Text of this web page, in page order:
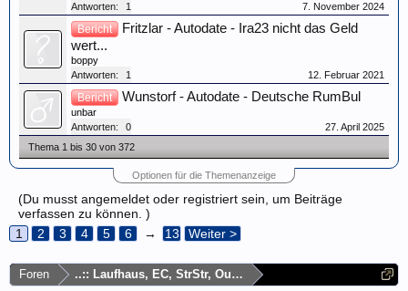
Antworten:
1 7. November 2024
Bericht
Fritzlar - Autodate - Ira23 nicht das Geld
wert...
boppy
Antworten:
1 12. Februar 2021
Bericht Wunstorf - Autodate - Deutsche RumBul
unbar
Antworten:
0
27. April 2025
Thema 1 bis 30 von 372
Optionen für die Themenanzeige
(Du musst angemeldet oder registriert sein, um Beiträge
verfassen zu können. )
1
2 3 4 5 6 → 13 Weiter >
Foren ..:: Laufhaus, EC, StrStr, Outdoor, Autodate ::..